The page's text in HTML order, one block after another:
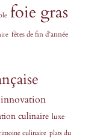
foie gras
fêtes de fin d’année
innovation
culinaire luxe
culinaire plats du